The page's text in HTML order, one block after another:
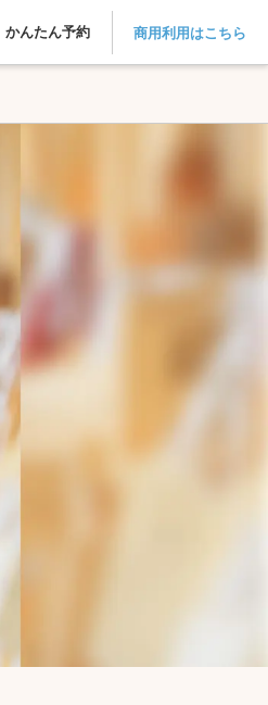
かんたん予約 商用利用はこちら